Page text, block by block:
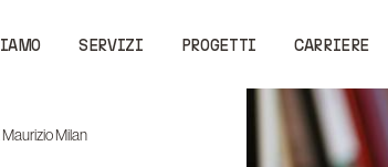
SERVIZI PROGETTI CARRIERE
Milan